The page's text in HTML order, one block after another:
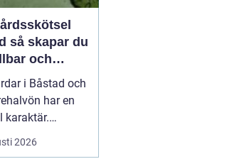
och
trädgård på
i Båstad och
har en
karaktär.
av
till havet, de
2026